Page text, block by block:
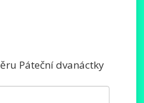
Páteční dvanáctky